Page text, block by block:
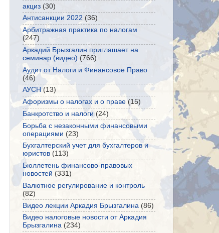
акциз (30)
Антисанкции 2022 (36)
Арбитражная практика по налогам
(247)
Аркадий Брызгалин приглашает на
семинар (видео) (766)
Аудит от Налоги и Финансовое Право
(46)
АУСН (13)
Афоризмы о налогах и о праве (15)
Банкротство и налоги (24)
Борьба с незаконными финансовыми
операциями (23)
Бухгалтерский учет для бухгалтеров и
юристов (113)
Бюллетень финансово-правовых
новостей (331)
Валютное регулирование и контроль
(82)
Видео лекции Аркадия Брызгалина (86)
Видео налоговые новости от Аркадия
Брызгалина (234)